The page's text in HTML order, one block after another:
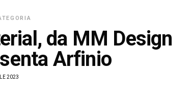
da MM Design
Arfinio
2023